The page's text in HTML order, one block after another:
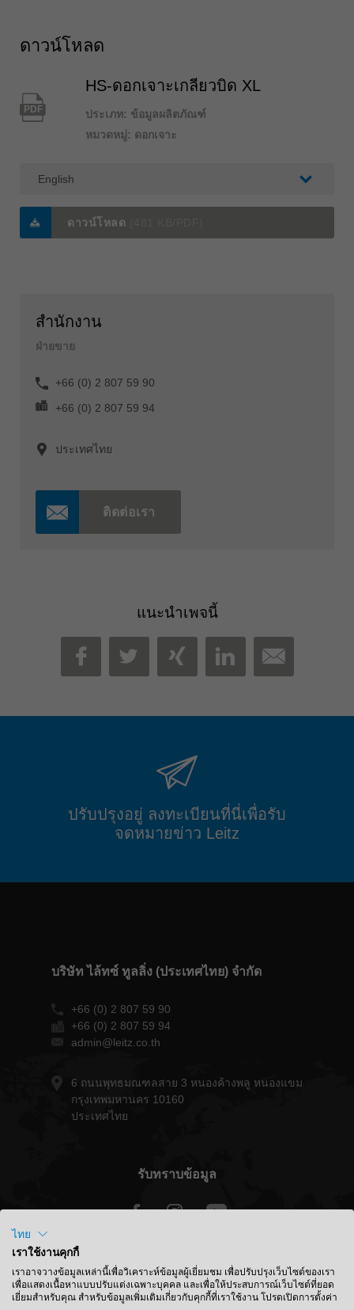
ดาวน์โหลด
PDF
HS-ดอกเจาะเกลียวบิด XL
ประเภท: ข้อมูลผลิตภัณฑ์
หมวดหมู่: ดอกเจาะ
ดาวน์โหลด
สำนักงาน
ฝ่ายขาย
+66 (0) 2 807 59 90
+66 (0) 2 807 59 94
ประเทศไทย
ติดต่อเรา
แนะนำเพจนี้
FACEBOOK
TWITTER
XINGLINKEDIN
MAIL
ปรับปรุงอยู่ ลงทะเบียนที่นี่เพื่อรับ
จดหมายข่าว Leitz
บริษัท ไล้ทซ์ ทูลลิ่ง (ประเทศไทย) จำกัด
+66 (0) 2 807 59 90
+66 (0) 2 807 59 94
admin@leitz.co.th
6 ถนนพุทธมณฑลสาย 3 หนองค้างพลู หนองแขม
กรุงเทพมหานคร 10160
ประเทศไทย
รับทราบข้อมูล
ค้นหาตำแหน่ง
ไทย
เราใช้งานคุกกี้
เราอาจวางข้อมูลเหล่านี้เพื่อวิเคราะห์ข้อมูลผู้เยี่ยมชม เพื่อปรับปรุงเว็บไซต์ของเรา
เพื่อแสดงเนื้อหาแบบปรับแต่งเฉพาะบุคคล และเพื่อให้ประสบการณ์เว็บไซต์ที่ยอด
เยี่ยมสำหรับคุณ สำหรับข้อมูลเพิ่มเติมเกี่ยวกับคุกกี้ที่เราใช้งาน โปรดเปิดการตั้งค่า